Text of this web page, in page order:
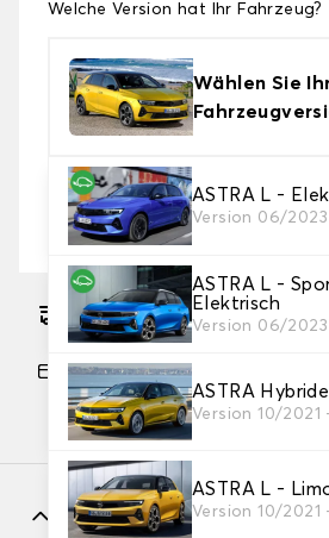
Welche Version hat Ihr Fahrzeug?
Wählen Sie
ASTRA L -
Version 06/
ASTRA L -
Elektrisch
Version 06/
ASTRA Hybride
Version 10/2021
ASTRA L -
Version 10/2021
2. Schutzniveau
Wählen Sie die passende
Bedürfnisse aus
Geschätzter kostenloser
17.08.2026
Zahlung in 3 Raten ohne
Einkaufswert von 60 €.
Merkmale